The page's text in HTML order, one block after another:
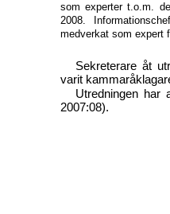
som experter t.o.m.
2008.
medverkat som expert
Sekreterare åt
varit
Utredningen har
2007:08).